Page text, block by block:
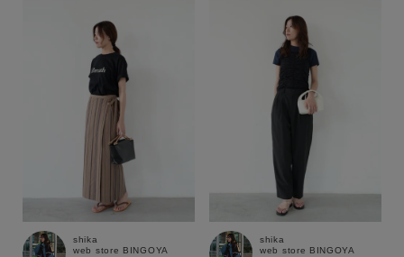
キーワード
shika
web store BINGOYA
shika
web store BINGOYA